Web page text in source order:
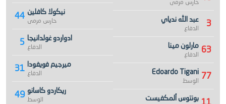
44 نيكولا كافلين
حارس مرمى
5 ادواردو غولدانيجا
الدفاع
31 ميرجيم فويفودا
الدفاع
49 ريكاردو كاسانو
الوسط
3 عبد الله ندياي
الدفاع
63 مارلون مينا
الدفاع
77
Edoardo Tigani
الوسط
بونتوس ألمكفيست